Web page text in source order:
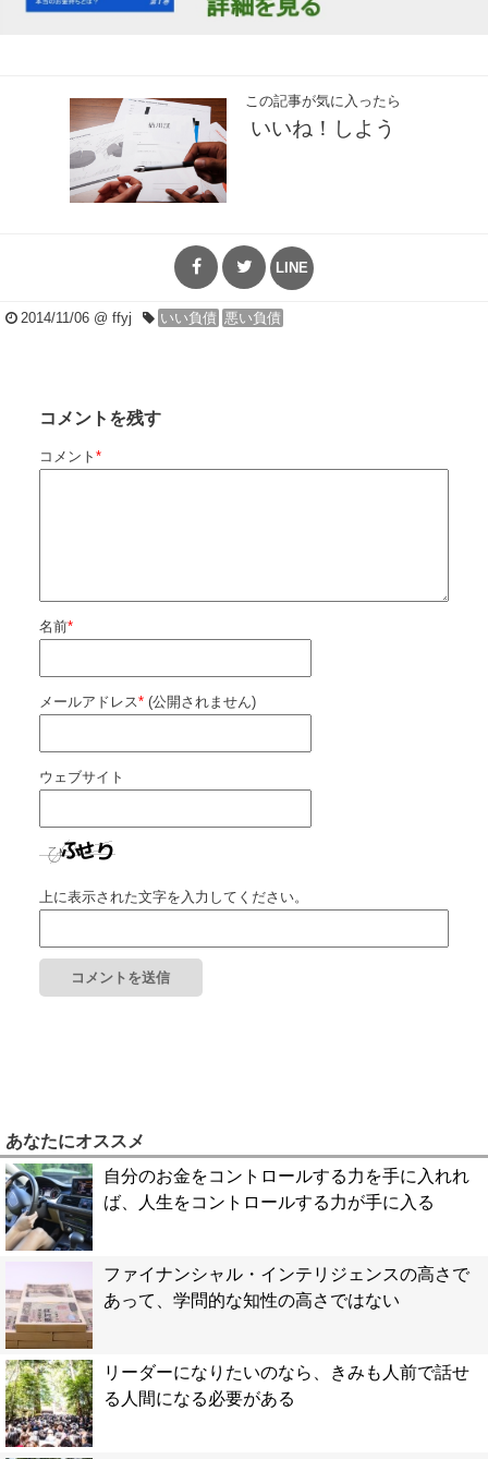
この記事が気に入ったら
いいね！しよう
LINE
2014/11/06 @ ffyj いい負債 悪い負債
コメントを残す
コメント *
名前*
メールアドレス*(公開されません)
ウェブサイト
上に表示された文字を入力してください。
あなたにオススメ
自分のお金をコントロールする力を手に入れれ
ば、人生をコントロールする力が手に入る
ファイナンシャル・インテリジェンスの高さで
あって、学問的な知性の高さではない
リーダーになりたいのなら、きみも人前で話せ
る人間になる必要がある